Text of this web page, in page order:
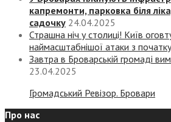
капремонти, парковка біля
садочку 24.04.2025
Страшна ніч у столиці! Київ
наймасштабнішої атаки з
Завтра в Броварській громаді
23.04.2025
Громадський Ревізор. Бровари
Про нас